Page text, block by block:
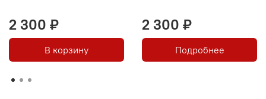
2 300 ₽
В корзину
2 300 ₽
Подробнее